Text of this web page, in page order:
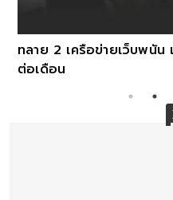
ทลาย 2 เครือข่ายเว็บพนัน
ต่อเดือน